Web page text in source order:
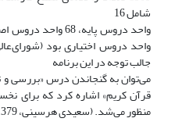
شامل 16
جالب توجه در این برنامه
می‌توان به گنجاندن درس «بررسی و
قرآن کریم» اشاره کرد که برای
منظور می‌شد. (سعیدی هرسینی، 1379: 51 ـ 52).